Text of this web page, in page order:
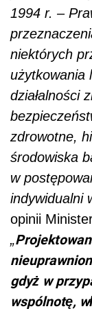
1994 r. –
niektórych
użytkowania
działalności
zdrowotne,
środowiska
w
indywidualni
opinii
„
gdyż w
wspólnotę,